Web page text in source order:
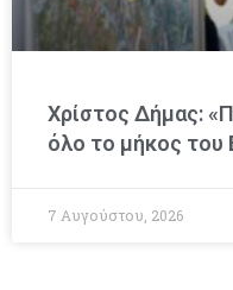
Χρίστος Δήμας:
όλο το μήκος του
7 Αυγούστου, 2026